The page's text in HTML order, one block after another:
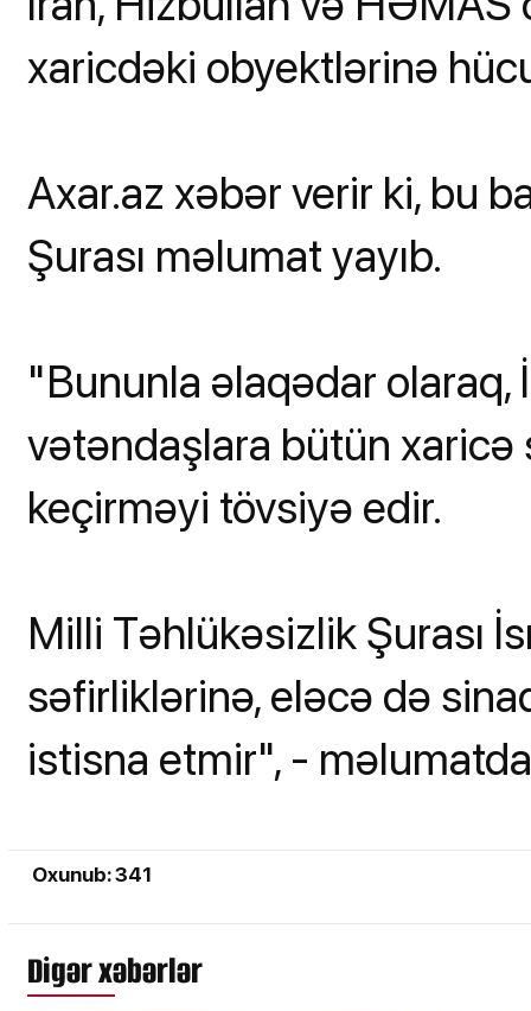
xaricdəki obyektlərinə
Axar.az xəbər verir ki, bu
Şurası məlumat yayıb.
"Bununla əlaqədar olaraq,
vətəndaşlara bütün
keçirməyi tövsiyə edir.
Milli Təhlükəsizlik Şurası
səfirliklərinə, eləcə də
istisna etmir", -
Oxunub: 341
Digər xəbərlər